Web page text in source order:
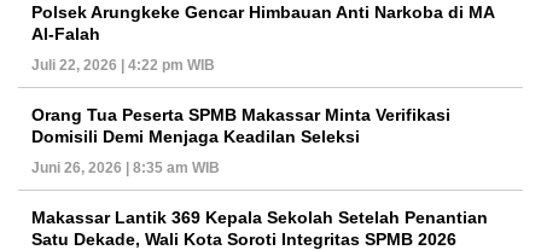
Polsek Arungkeke Gencar Himbauan Anti Narkoba di MA
Al-Falah
Juli 22, 2026 | 4:22 pm WIB
Orang Tua Peserta SPMB Makassar Minta Verifikasi
Domisili Demi Menjaga Keadilan Seleksi
Juni 26, 2026 | 8:35 am WIB
Makassar Lantik 369 Kepala Sekolah Setelah Penantian
Satu Dekade, Wali Kota Soroti Integritas SPMB 2026